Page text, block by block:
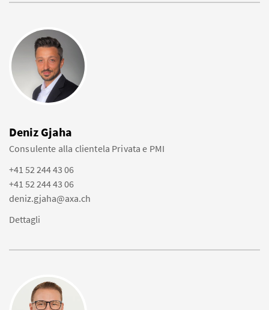
Deniz Gjaha
Consulente alla clientela Privata e PMI
+41 52 244 43 06
+41 52 244 43 06
deniz.gjaha@axa.ch
Dettagli